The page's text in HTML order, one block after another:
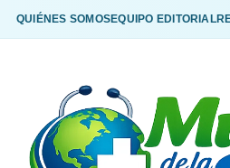
QUIÉNES SOMOSEQUIPO EDITORIAL